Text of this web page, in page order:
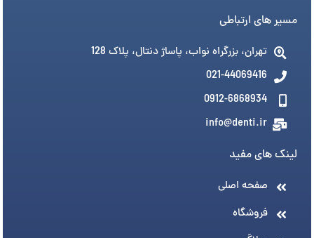
مسیر های ارتباطی
تهران، بزرگراه نواب، پاساژ دنتال، پلاک 128
021-44069416
0912-6868934
info@denti.ir
لینک های مفید
صفحه اصلی
فروشگاه